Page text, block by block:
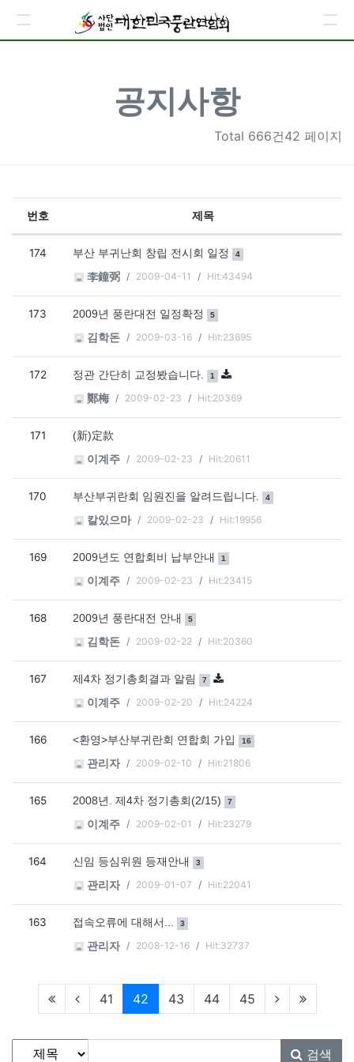
공지사항
Total 666건42 페이지
번호 제목
174 부산 부귀난회 창립 전시회 일정 댓글
4
李鐘弼 2009-04-11 Hit:43494
173 2009년 풍란대전 일정확정 댓글
5
김학돈 2009-03-16 Hit:23695
172 정관 간단히 교정봤습니다. 댓글
1 개
鄭梅 2009-02-23 Hit:20369
171
(新)定款
이계주
2009-02-23 Hit:20611
170 부산부귀란회 임원진을 알려드립니다. 댓글
4
칼있으마 2009-02-23 Hit:19956
169 2009년도 연합회비 납부안내 댓글
1
이계주 2009-02-23 Hit:23415
168 2009년 풍란대전 안내 댓글
5
김학돈 2009-02-22 Hit:20360
167 제4차 정기총회결과 알림 댓글
7 개
이계주 2009-02-20 Hit:24224
166 <환영>부산부귀란회 연합회 가입 댓글
16
관리자 2009-02-10 Hit:21806
165 2008년. 제4차 정기총회(2/15) 댓글
7
이계주 2009-02-01 Hit:23279
164 신임 등심위원 등재안내 댓글
3
관리자 2009-01-07 Hit:22041
163 접속오류에 대해서... 댓글
3
관리자 2008-12-16 Hit:32737
41 42현재페이지
43 44 45
게시물 검색
검색대상
검색어필수 검색